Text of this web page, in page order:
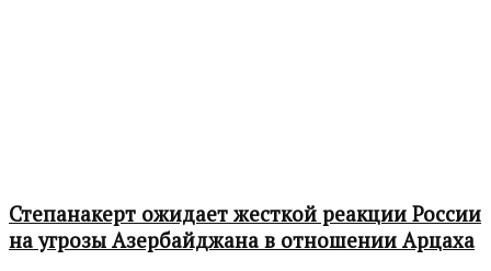
Степанакерт ожидает жесткой реакции России
на угрозы Азербайджана в отношении Арцаха